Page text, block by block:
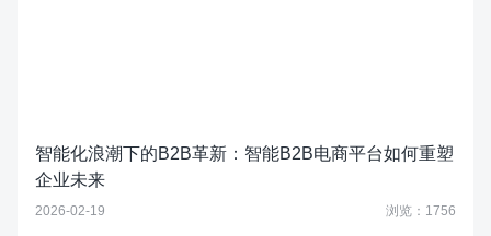
智能化浪潮下的B2B革新：智能B2B电商平台如何重塑
企业未来
2026-02-19 浏览：1756